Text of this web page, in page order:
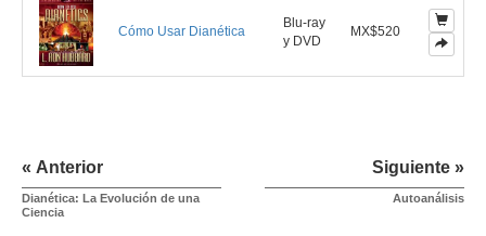
Cómo Usar Dianética
Blu-ray
y DVD
MX$520
« Anterior
Dianética: La Evolución de una
Ciencia
Siguiente »
Autoanálisis